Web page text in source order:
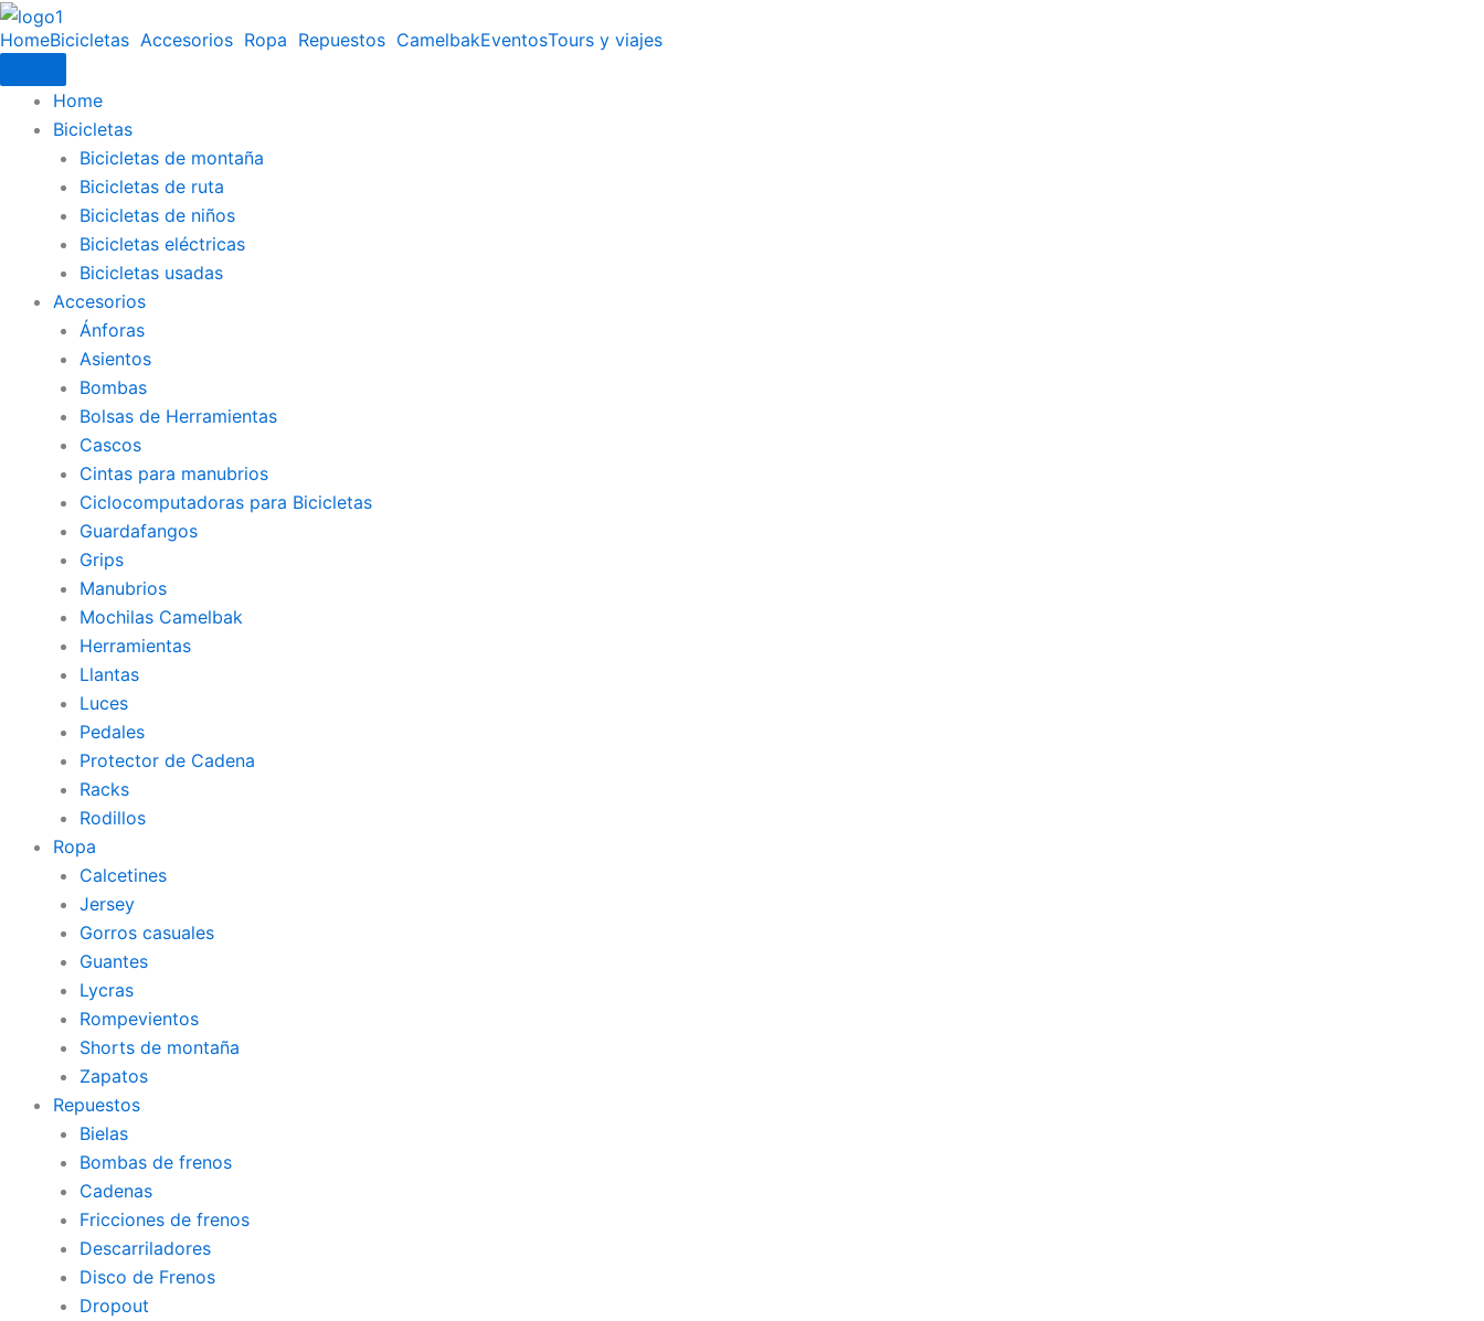
Ir
al
HomeBicicletas Accesorios Ropa Repuestos CamelbakEventosTours y viajes
Home
Bicicletas
Bicicletas de montaña
Bicicletas de ruta
Bicicletas de niños
Bicicletas eléctricas
Bicicletas usadas
Accesorios
Ánforas
Asientos
Bombas
Bolsas de Herramientas
Cascos
Cintas para manubrios
Ciclocomputadoras para Bicicletas
Guardafangos
Grips
Manubrios
Mochilas Camelbak
Herramientas
Llantas
Luces
Pedales
Protector de Cadena
Racks
Rodillos
Ropa
Calcetines
Jersey
Gorros casuales
Guantes
Lycras
Rompevientos
Shorts de montaña
Zapatos
Repuestos
Bielas
Bombas de frenos
Cadenas
Fricciones de frenos
Descarriladores
Disco de Frenos
Dropout